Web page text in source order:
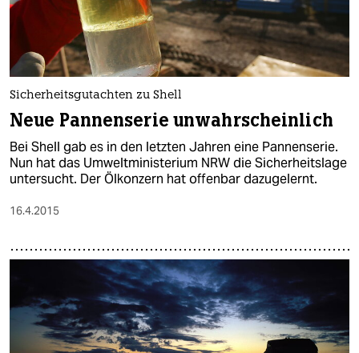
Sicherheitsgutachten zu Shell
Neue Pannenserie unwahrscheinlich
Bei Shell gab es in den letzten Jahren eine Pannenserie.
Nun hat das Umweltministerium NRW die Sicherheitslage
untersucht. Der Ölkonzern hat offenbar dazugelernt.
16.4.2015